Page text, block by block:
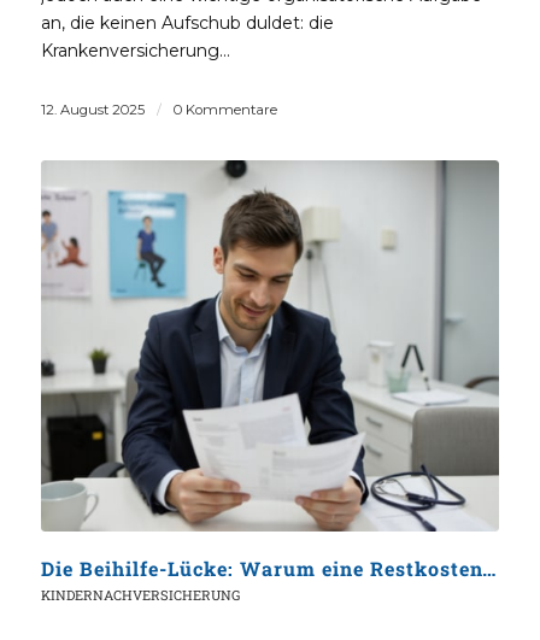
an, die keinen Aufschub duldet: die
Krankenversicherung…
12. August 2025 / 0 Kommentare
Die Beihilfe-Lücke: Warum eine Restkostenversicherung für Beamtenkinder unerlässlich ist
KINDERNACHVERSICHERUNG